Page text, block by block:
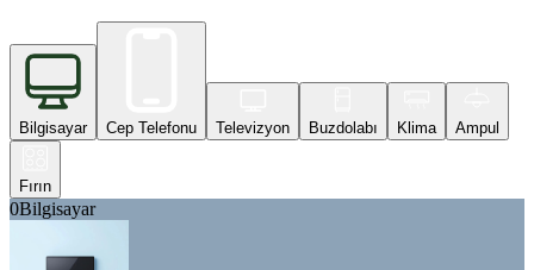
Bilgisayar Cep Telefonu Televizyon Buzdolabı Klima Ampul
Fırın
0Bilgisayar